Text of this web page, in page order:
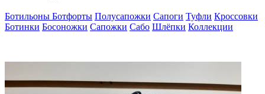
Ботильоны Ботфорты Полусапожки Сапоги Туфли Кроссовки
Ботинки Босоножки Сапожки Сабо Шлёпки Коллекции